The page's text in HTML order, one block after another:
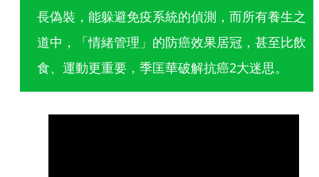
長偽裝，能躲避免疫系統的偵測，而所有養生之
道中，「情緒管理」的防癌效果居冠，甚至比飲
食、運動更重要，季匡華破解抗癌2大迷思。